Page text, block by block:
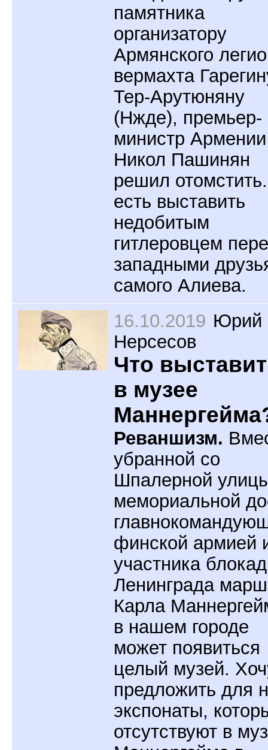
памятника
организатору
Армянского
вермахта
Тер-Арутюняну
(Нжде), премьер-
министр Армении
Никол Пашинян
решил
есть выставить
недобитым
гитлеровцем
западными
самого Алиева.
16.10.2019 Юрий
Нерсесов
Что
в музее
Реваншизм.
убранной со
Шпалерной
мемориальной
финской армией
участника
Ленинграда
Карла
в нашем городе
может появиться
целый музей.
предложить для
экспонаты,
отсутствуют в